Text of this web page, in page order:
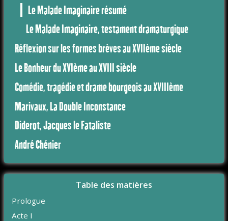
Le Malade Imaginaire résumé
Le Malade Imaginaire, testament dramaturgique
Réflexion sur les formes brèves au XVIIème siècle
Le Bonheur du XVIème au XVIII siècle
Comédie, tragédie et drame bourgeois au XVIIIème
Marivaux, La Double Inconstance
Diderot, Jacques le Fataliste
André Chénier
Table des matières
Prologue
Acte I